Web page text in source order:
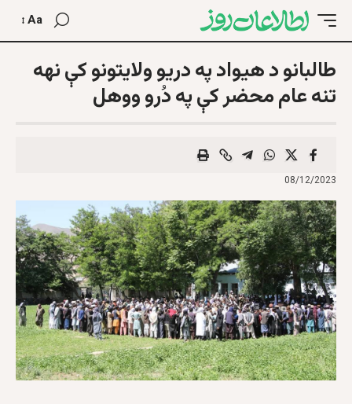
Aa
طالبانو د هیواد په دریو ولايتونو کې نهه
تنه عام محضر کې په دُرو ووهل
08/12/2023